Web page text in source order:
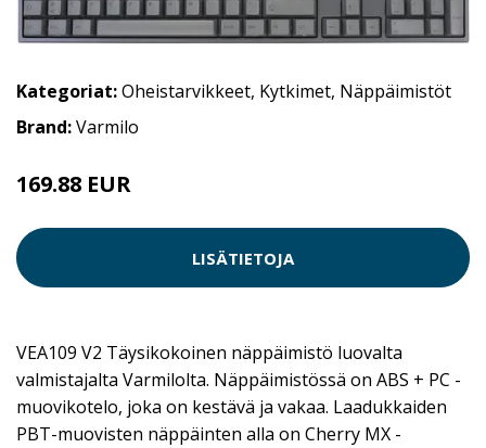
Kategoriat:Oheistarvikkeet, Kytkimet, Näppäimistöt
Brand:Varmilo
169.88 EUR
LISÄTIETOJA
VEA109 V2 Täysikokoinen näppäimistö luovalta
valmistajalta Varmilolta. Näppäimistössä on ABS + PC -
muovikotelo, joka on kestävä ja vakaa. Laadukkaiden
PBT-muovisten näppäinten alla on Cherry MX -